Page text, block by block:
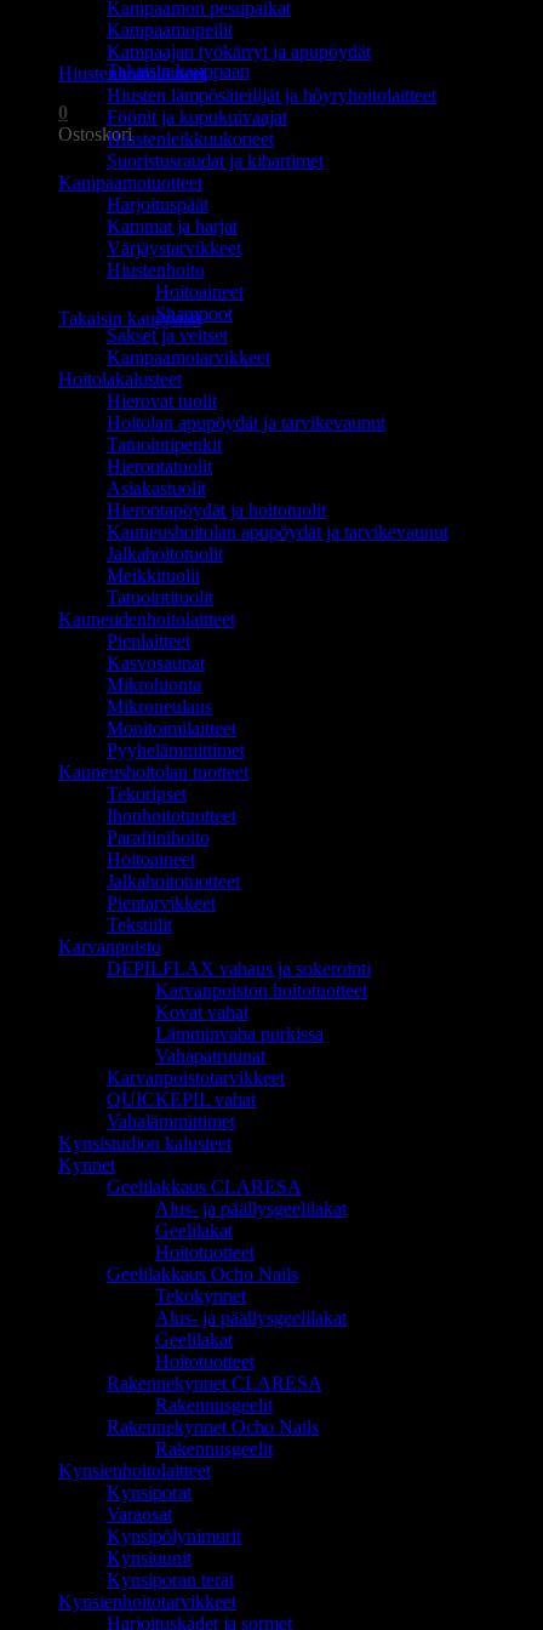
Ostoskori on tyhjä.
Takaisin kauppaan
0
Ostoskori
Ostoskori on tyhjä.
Takaisin kauppaan
Kampaamon pesupaikat
Kampaamopeilit
Kampaajan työkärryt ja apupöydät
Hiustenhoitolaitteet
Hiusten lämpösäteilijät ja höyryhoitolaitteet
Föönit ja kupukuivaajat
Hiustenleikkuukoneet
Suoristusraudat ja kihartimet
Kampaamotuotteet
Harjoituspäät
Kammat ja harjat
Värjäystarvikkeet
Hiustenhoito
Hoitoaineet
Shampoot
Sakset ja veitset
Kampaamotarvikkeet
Hoitolakalusteet
Hierovat tuolit
Hoitolan apupöydät ja tarvikevaunut
Tatuointipenkit
Hierontatuolit
Asiakastuolit
Hierontapöydät ja hoitotuolit
Kauneushoitolan apupöydät ja tarvikevaunut
Jalkahoitotuolit
Meikkituolit
Tatuointituolit
Kauneudenhoitolaitteet
Pienlaitteet
Kasvosaunat
Mikrohionta
Mikroneulaus
Monitoimilaitteet
Pyyhelämmittimet
Kauneushoitolan tuotteet
Tekoripset
Ihonhoitotuotteet
Parafiinihoito
Hoitoaineet
Jalkahoitotuotteet
Pientarvikkeet
Tekstiilit
Karvanpoisto
DEPILFLAX vahaus ja sokerointi
Karvanpoiston hoitotuotteet
Kovat vahat
Lämminvaha purkissa
Vahapatruunat
Karvanpoistotarvikkeet
QUICKEPIL vahat
Vahalämmittimet
Kynsistudion kalusteet
Kynnet
Geelilakkaus CLARESA
Alus- ja päällysgeelilakat
Geelilakat
Hoitotuotteet
Geelilakkaus Ocho Nails
Tekokynnet
Alus- ja päällysgeelilakat
Geelilakat
Hoitotuotteet
Rakennekynnet CLARESA
Rakennusgeelit
Rakennekynnet Ocho Nails
Rakennusgeelit
Kynsienhoitolaitteet
Kynsiporat
Varaosat
Kynsipölynimurit
Kynsiuunit
Kynsiporan terät
Kynsienhoitotarvikkeet
Harjoituskädet ja sormet